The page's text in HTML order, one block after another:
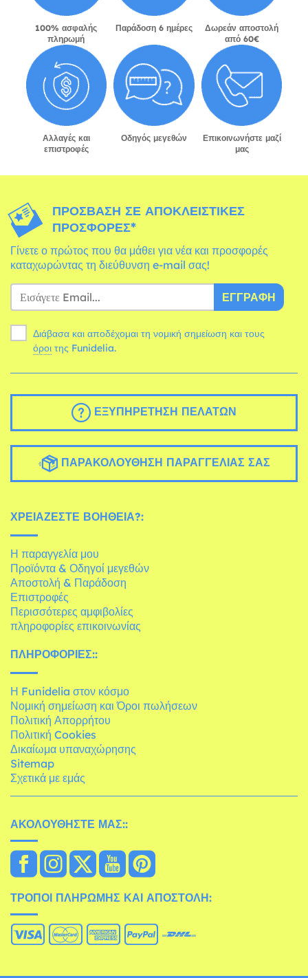
100% ασφαλής
πληρωμή
Παράδοση 6 ημέρες
Δωρεάν αποστολή
από 60€
Αλλαγές και
επιστροφές
Οδηγός μεγεθών
Επικοινωνήστε μαζί
μας
ΠΡΌΣΒΑΣΗ ΣΕ ΑΠΟΚΛΕΙΣΤΙΚΈΣ
ΠΡΟΣΦΟΡΈΣ*
Γίνετε ο πρώτος που θα μάθει για νέα και προσφορές
καταχωρώντας τη διεύθυνση e-mail σας!
ΕΓΓΡΑΦΉ
Διάβασα και αποδέχομαι τη νομική σημείωση και τους
όροι της Funidelia.
ΕΞΥΠΗΡΈΤΗΣΗ ΠΕΛΑΤΏΝ
ΠΑΡΑΚΟΛΟΎΘΗΣΗ ΠΑΡΑΓΓΕΛΊΑΣ ΣΑΣ
ΧΡΕΙΆΖΕΣΤΕ ΒΟΉΘΕΙΑ?:
Η παραγγελία μου
Προϊόντα & Οδηγοί μεγεθών
Αποστολή & Παράδοση
Επιστροφές
Περισσότερες αμφιβολίες
πληροφορίες επικοινωνίας
ΠΛΗΡΟΦΟΡΊΕΣ::
Η Funidelia στον κόσμο
Νομική σημείωση και Όροι πωλήσεων
Πολιτική Απορρήτου
Πολιτική Cookies
Δικαίωμα υπαναχώρησης
Sitemap
Σχετικά με εμάς
ΑΚΟΛΟΥΘΉΣΤΕ ΜΑΣ::
ΤΡΌΠΟΙ ΠΛΗΡΩΜΉΣ ΚΑΙ ΑΠΟΣΤΟΛΉ: